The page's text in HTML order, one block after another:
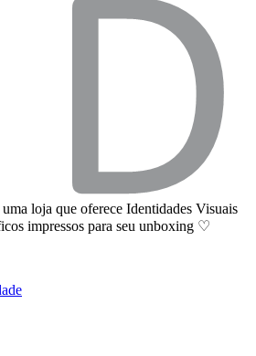
loja que oferece Identidades Visuais
impressos para seu unboxing ♡